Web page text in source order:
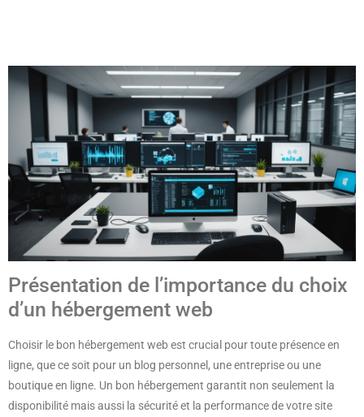
Présentation de l’importance du choix
d’un hébergement web
Choisir le bon hébergement web est crucial pour toute présence en
ligne, que ce soit pour un blog personnel, une entreprise ou une
boutique en ligne. Un bon hébergement garantit non seulement la
disponibilité mais aussi la sécurité et la performance de votre site